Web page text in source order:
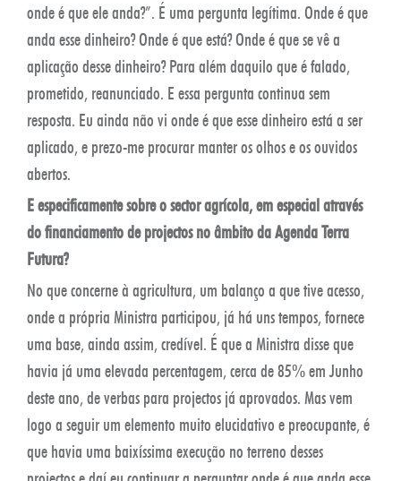
onde é que ele anda?”. É uma pergunta legítima. Onde é que
anda esse dinheiro? Onde é que está? Onde é que se vê a
aplicação desse dinheiro? Para além daquilo que é falado,
prometido, reanunciado. E essa pergunta continua sem
resposta. Eu ainda não vi onde é que esse dinheiro está a ser
aplicado, e prezo-me procurar manter os olhos e os ouvidos
abertos.
E especificamente sobre o sector agrícola, em especial através
do financiamento de projectos no âmbito da Agenda Terra
Futura?
No que concerne à agricultura, um balanço a que tive acesso,
onde a própria Ministra participou, já há uns tempos, fornece
uma base, ainda assim, credível. É que a Ministra disse que
havia já uma elevada percentagem, cerca de 85% em Junho
deste ano, de verbas para projectos já aprovados. Mas vem
logo a seguir um elemento muito elucidativo e preocupante, é
que havia uma baixíssima execução no terreno desses